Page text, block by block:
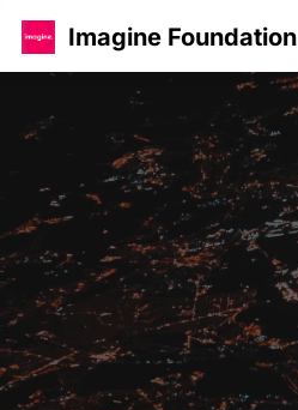
Imagine Foundation